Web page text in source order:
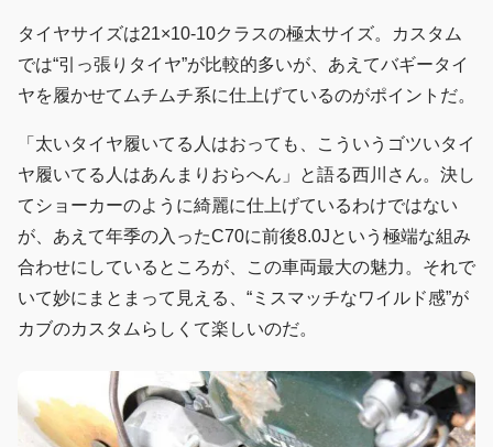
タイヤサイズは21×10-10クラスの極太サイズ。カスタム
では“引っ張りタイヤ”が比較的多いが、あえてバギータイ
ヤを履かせてムチムチ系に仕上げているのがポイントだ。
「太いタイヤ履いてる人はおっても、こういうゴツいタイ
ヤ履いてる人はあんまりおらへん」と語る西川さん。決し
てショーカーのように綺麗に仕上げているわけではない
が、あえて年季の入ったC70に前後8.0Jという極端な組み
合わせにしているところが、この車両最大の魅力。それで
いて妙にまとまって見える、“ミスマッチなワイルド感”が
カブのカスタムらしくて楽しいのだ。